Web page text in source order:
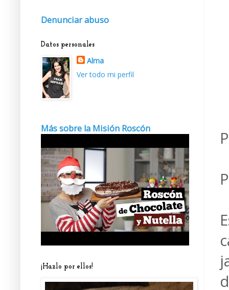
Denunciar abuso
Datos personales
Alma
Ver todo mi perfil
Más sobre la Misión Roscón
¡Hazlo por ellos!